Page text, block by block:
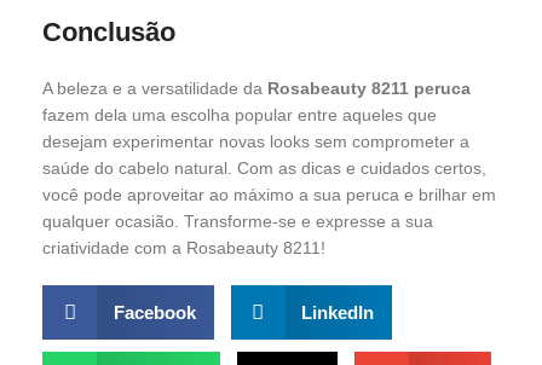
Conclusão
A beleza e a versatilidade da Rosabeauty 8211 peruca
fazem dela uma escolha popular entre aqueles que
desejam experimentar novas looks sem comprometer a
saúde do cabelo natural. Com as dicas e cuidados certos,
você pode aproveitar ao máximo a sua peruca e brilhar em
qualquer ocasião. Transforme-se e expresse a sua
criatividade com a Rosabeauty 8211!
Facebook LinkedIn